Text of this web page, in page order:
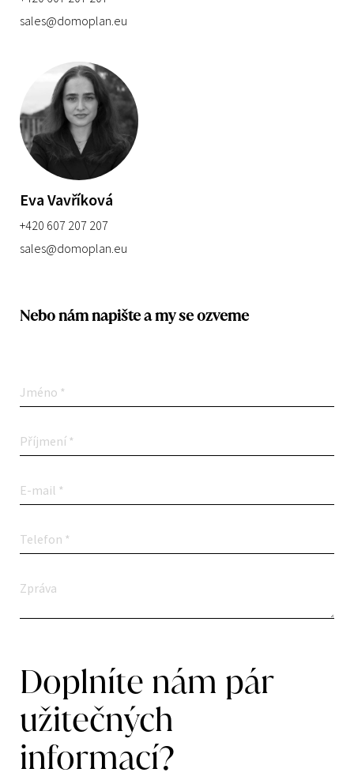
sales@domoplan.eu
Eva Vavříková
+420 607 207 207
sales@domoplan.eu
Nebo nám napište a my se ozveme
Doplníte nám pár
užitečných
informací?